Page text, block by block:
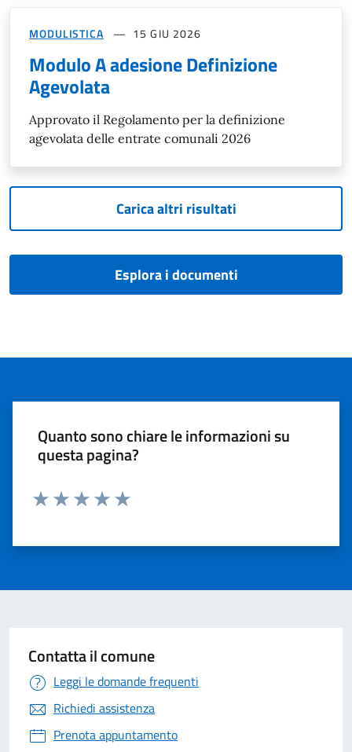
MODULISTICA 15 GIU 2026
Modulo A adesione Definizione
Agevolata
Approvato il Regolamento per la definizione
agevolata delle entrate comunali 2026
Carica altri risultati
Esplora i documenti
Quanto sono chiare le informazioni su
questa pagina?
Contatta il comune
Leggi le domande frequenti
Richiedi assistenza
Prenota appuntamento